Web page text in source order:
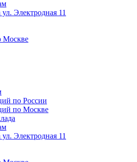
Электродная 11
Москве
по России
по Москве
Электродная 11